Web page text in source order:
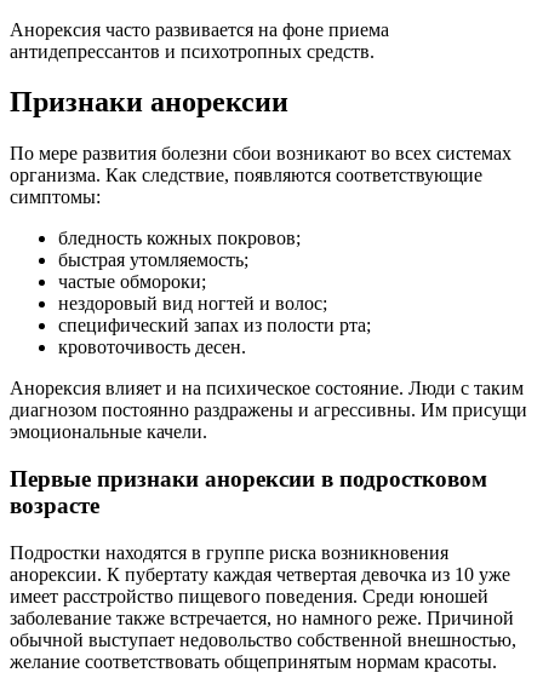
Анорексия часто развивается на фоне приема
антидепрессантов и психотропных средств.
Признаки анорексии
По мере развития болезни сбои возникают во всех системах
организма. Как следствие, появляются соответствующие
симптомы:
бледность кожных покровов;
быстрая утомляемость;
частые обмороки;
нездоровый вид ногтей и волос;
специфический запах из полости рта;
кровоточивость десен.
Анорексия влияет и на психическое состояние. Люди с таким
диагнозом постоянно раздражены и агрессивны. Им присущи
эмоциональные качели.
Первые признаки анорексии в подростковом
возрасте
Подростки находятся в группе риска возникновения
анорексии. К пубертату каждая четвертая девочка из 10 уже
имеет расстройство пищевого поведения. Среди юношей
заболевание также встречается, но намного реже. Причиной
обычной выступает недовольство собственной внешностью,
желание соответствовать общепринятым нормам красоты.